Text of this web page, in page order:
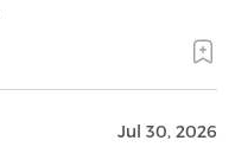
Jul 30, 2026